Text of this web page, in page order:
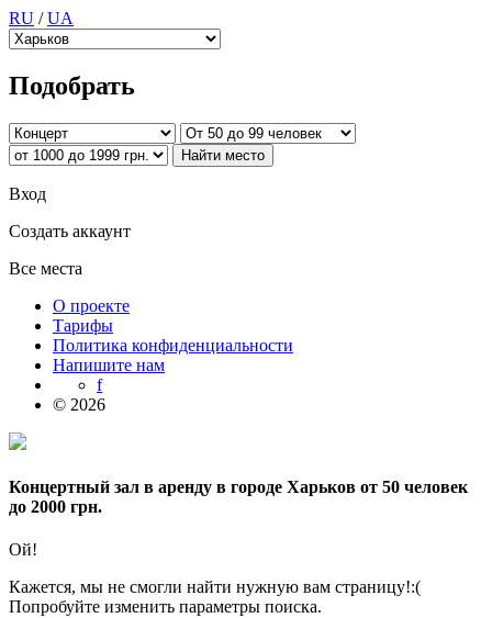
RU /UA
Подобрать
Вход
Создать аккаунт
Все места
О проекте
Тарифы
Политика конфиденциальности
Напишите нам
f
© 2026
Концертный зал в аренду в городе Харьков от 50 человек
до 2000 грн.
Ой!
Кажется, мы не смогли найти нужную вам страницу!:(
Попробуйте изменить параметры поиска.